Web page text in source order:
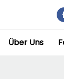
Über Uns